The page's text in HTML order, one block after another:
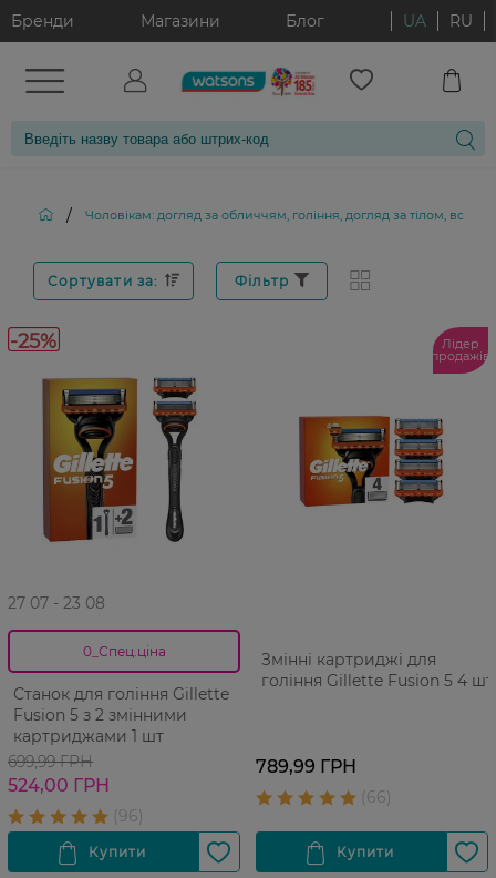
Бренди Магазини Блог UA RU
/ Чоловікам: догляд за обличчям, гоління, догляд за тілом,
Сортувати за: Фільтр
-25%
27 07 - 23 08
0_Спец.ціна
Станок для гоління Gillette
Fusion 5 з 2 змінними
картриджами 1 шт
699,99 ГРН
524,00 ГРН
Лідер
продажів
Змінні картриджі для
гоління Gillette Fusion 5 4 шт
789,99 ГРН